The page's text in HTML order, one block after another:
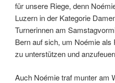
für unsere Riege, denn
Luzern in der Kategorie
Turnerinnen am
Bern auf sich, um Noémie
zu unterstützen und
Auch Noémie traf munter am